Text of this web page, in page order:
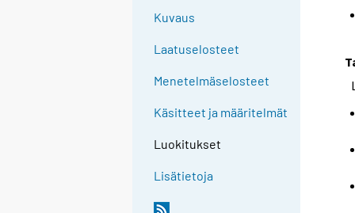
Kuvaus
Laatuselosteet
Menetelmäselosteet
Käsitteet ja määritelmät
Luokitukset
Lisätietoja